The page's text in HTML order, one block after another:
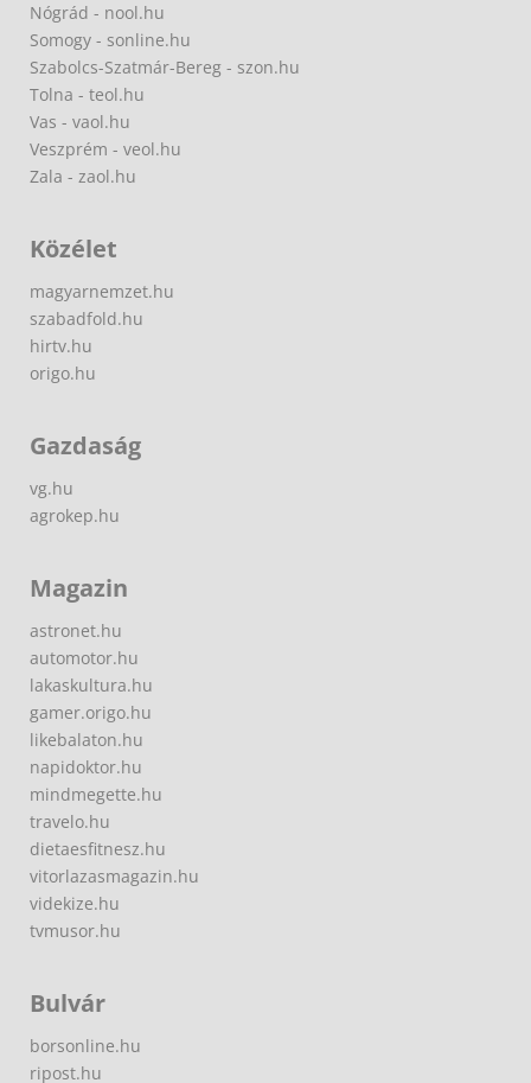
Nógrád - nool.hu
Somogy - sonline.hu
Szabolcs-Szatmár-Bereg - szon.hu
Tolna - teol.hu
Vas - vaol.hu
Veszprém - veol.hu
Zala - zaol.hu
Közélet
magyarnemzet.hu
szabadfold.hu
hirtv.hu
origo.hu
Gazdaság
vg.hu
agrokep.hu
Magazin
astronet.hu
automotor.hu
lakaskultura.hu
gamer.origo.hu
likebalaton.hu
napidoktor.hu
mindmegette.hu
travelo.hu
dietaesfitnesz.hu
vitorlazasmagazin.hu
videkize.hu
tvmusor.hu
Bulvár
borsonline.hu
ripost.hu